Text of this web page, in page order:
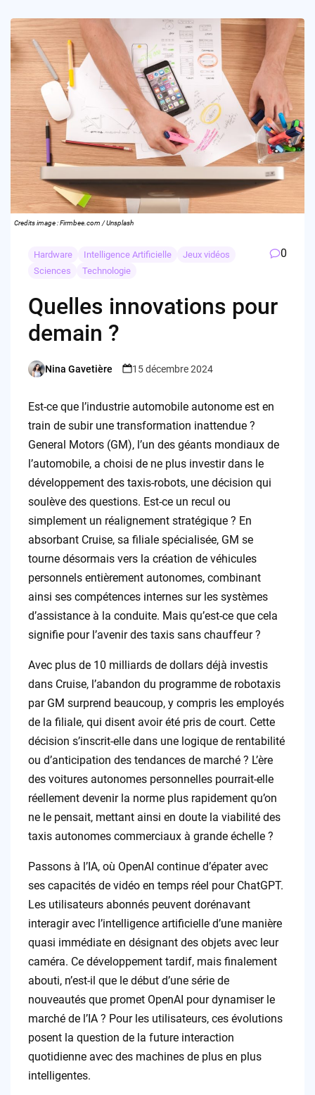
Credits image : Firmbee.com / Unsplash
Hardware Intelligence Artificielle
Jeux vidéos
Sciences
Technologie
0
Quelles innovations pour
demain ?
Posted
Nina Gavetière 15 décembre 2024
Est-ce que l’industrie automobile autonome est en
train de subir une transformation inattendue ?
General Motors (GM), l’un des géants mondiaux de
l’automobile, a choisi de ne plus investir dans le
développement des taxis-robots, une décision qui
soulève des questions. Est-ce un recul ou
simplement un réalignement stratégique ? En
absorbant Cruise, sa filiale spécialisée, GM se
tourne désormais vers la création de véhicules
personnels entièrement autonomes, combinant
ainsi ses compétences internes sur les systèmes
d’assistance à la conduite. Mais qu’est-ce que cela
signifie pour l’avenir des taxis sans chauffeur ?
Avec plus de 10 milliards de dollars déjà investis
dans Cruise, l’abandon du programme de robotaxis
par GM surprend beaucoup, y compris les employés
de la filiale, qui disent avoir été pris de court. Cette
décision s’inscrit-elle dans une logique de rentabilité
ou d’anticipation des tendances de marché ? L’ère
des voitures autonomes personnelles pourrait-elle
réellement devenir la norme plus rapidement qu’on
ne le pensait, mettant ainsi en doute la viabilité des
taxis autonomes commerciaux à grande échelle ?
Passons à l’IA, où OpenAI continue d’épater avec
ses capacités de vidéo en temps réel pour ChatGPT.
Les utilisateurs abonnés peuvent dorénavant
interagir avec l’intelligence artificielle d’une manière
quasi immédiate en désignant des objets avec leur
caméra. Ce développement tardif, mais finalement
abouti, n’est-il que le début d’une série de
nouveautés que promet OpenAI pour dynamiser le
marché de l’IA ? Pour les utilisateurs, ces évolutions
posent la question de la future interaction
quotidienne avec des machines de plus en plus
intelligentes.